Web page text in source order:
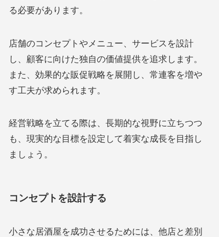
る必要があります。
店舗のコンセプトやメニュー、サービスを設計
し、顧客に向けた独自の価値提供を追求します。
また、効果的な販促戦略を展開し、常連客を増や
す工夫が求められます。
経営戦略を立てる際は、長期的な視野に立ちつつ
も、現実的な目標を設定して着実な成長を目指し
ましょう。
コンセプトを設計する
小さな居酒屋を成功させるためには、他店と差別